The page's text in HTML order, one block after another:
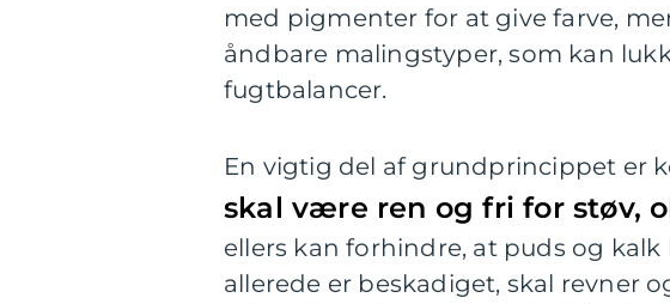
med pigmenter for at give farve,
åndbare malingstyper, som kan
fugtbalancer.
En vigtig del af grundprincippet er
skal være ren og fri for støv,
ellers kan forhindre, at puds og
allerede er beskadiget, skal revner